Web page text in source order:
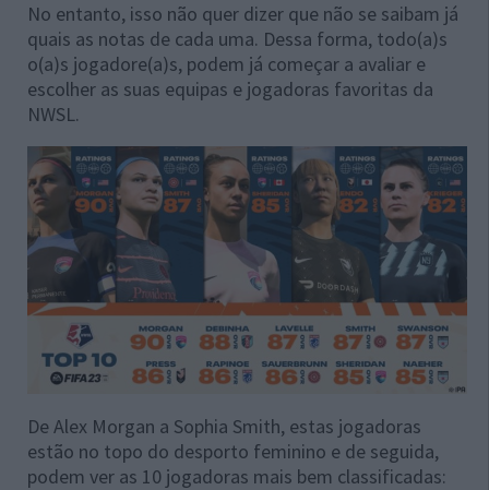
No entanto, isso não quer dizer que não se saibam já
quais as notas de cada uma. Dessa forma, todo(a)s
o(a)s jogadore(a)s, podem já começar a avaliar e
escolher as suas equipas e jogadoras favoritas da
NWSL.
De Alex Morgan a Sophia Smith, estas jogadoras
estão no topo do desporto feminino e de seguida,
podem ver as 10 jogadoras mais bem classificadas: